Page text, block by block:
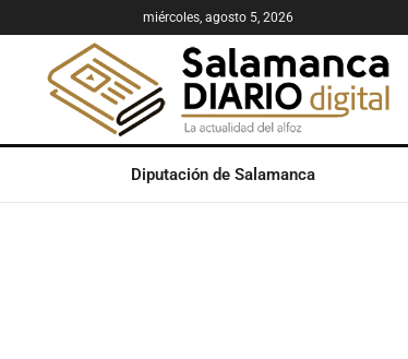
miércoles, agosto 5, 2026
Diputación de Salamanca